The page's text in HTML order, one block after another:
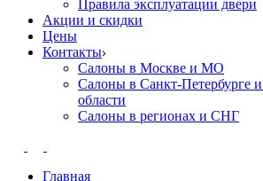
Правила эксплуатации двери
Акции и скидки
Цены
Контакты
Салоны в Москве и МО
Салоны в Санкт-Петербурге
области
Салоны в регионах и СНГ
Главная